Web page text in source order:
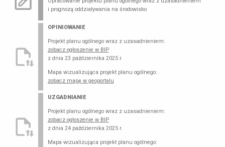
i prognozą oddziaływania na środowisko
OPINIOWANIE
Projekt planu ogólnego wraz z uzasadnieniem:
zobacz ogłoszenie w BIP
z dnia 23 października 2025 r.
Mapa wizualizująca projekt planu ogólnego:
zobacz mapę w geoportalu
UZGADNIANIE
Projekt planu ogólnego wraz z uzasadnieniem:
zobacz ogłoszenie w BIP
z dnia 24 października 2025 r.
Mapa wizualizująca projekt planu ogólnego: